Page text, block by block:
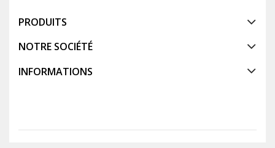
PRODUITS
NOTRE SOCIÉTÉ
INFORMATIONS